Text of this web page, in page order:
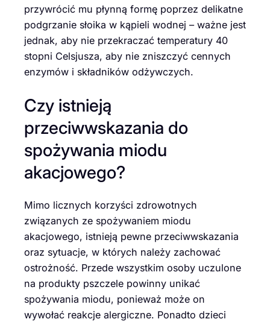
przywrócić mu płynną formę poprzez delikatne
podgrzanie słoika w kąpieli wodnej – ważne jest
jednak, aby nie przekraczać temperatury 40
stopni Celsjusza, aby nie zniszczyć cennych
enzymów i składników odżywczych.
Czy istnieją
przeciwwskazania do
spożywania miodu
akacjowego?
Mimo licznych korzyści zdrowotnych
związanych ze spożywaniem miodu
akacjowego, istnieją pewne przeciwwskazania
oraz sytuacje, w których należy zachować
ostrożność. Przede wszystkim osoby uczulone
na produkty pszczele powinny unikać
spożywania miodu, ponieważ może on
wywołać reakcje alergiczne. Ponadto dzieci